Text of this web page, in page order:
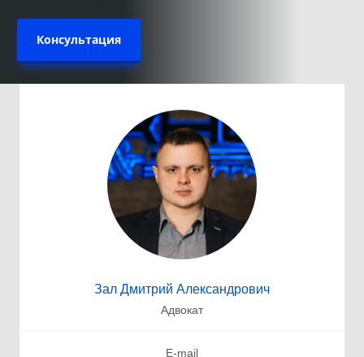
Зал Дмитрий Александрович
Адвокат
E-mail
Консультация